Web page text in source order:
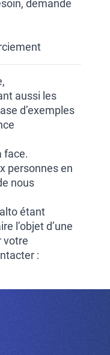
demande
aussi les
d’exemples
face.
personnes en
nous
étant
l’objet d’une
votre
: